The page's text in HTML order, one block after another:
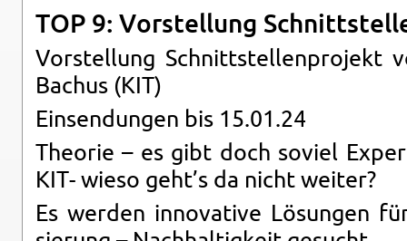
TOP 9: Vor­stel­lung
Vor­stel­lung Schnitt­stel­len­pro­jekt
Ba­chus (KIT)
Ein­sen­dun­gen bis 15.01.24
Theo­rie – es gibt doch so­viel
KIT- wieso geht’s da nicht wei­ter?
Es wer­den in­no­va­ti­ve Lö­sun­gen